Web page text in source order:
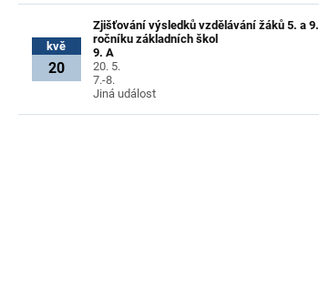
kvě
20
Zjišťování výsledků vzdělávání žáků 5. a 9.
ročníku základních škol
9. A
20. 5.
7.-8.
Jiná událost